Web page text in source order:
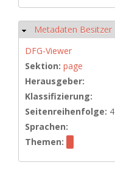
Hide
Metadaten Besitzer
DFG-Viewer
Sektion: page
Herausgeber:
Klassifizierung:
Seitenreihenfolge: 4
Sprachen:
Themen: